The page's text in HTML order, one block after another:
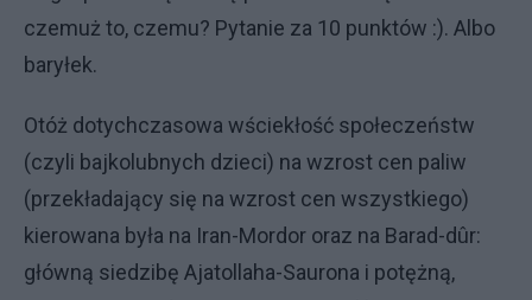
czemuż to, czemu? Pytanie za 10 punktów :). Albo
baryłek.
Otóż dotychczasowa wściekłość społeczeństw
(czyli bajkolubnych dzieci) na wzrost cen paliw
(przekładający się na wzrost cen wszystkiego)
kierowana była na Iran-Mordor oraz na Barad-dûr:
główną siedzibę Ajatollaha-Saurona i potężną,